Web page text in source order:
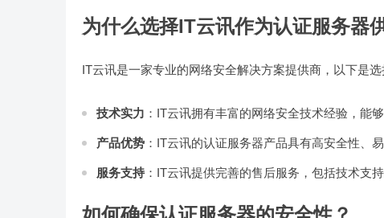
为什么选择IT云讯作为认证服务器
IT云讯是一家专业的网络安全解决方案提供商，以下是选
技术实力 ：IT云讯拥有丰富的网络安全技术经验，能
产品优势 ：IT云讯的认证服务器产品具有高安全性、
服务支持：IT云讯提供完善的售后服务，包括技术支持